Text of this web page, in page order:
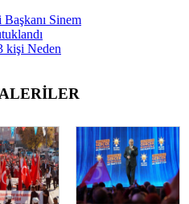
Sinem
kişi Neden